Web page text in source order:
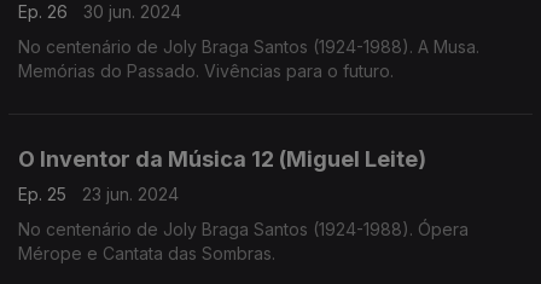
Ep. 26
30 jun. 2024
No centenário de Joly Braga Santos (1924-1988). A Musa.
Memórias do Passado. Vivências para o futuro.
O Inventor da Música 12 (Miguel Leite)
Ep. 25
23 jun. 2024
No centenário de Joly Braga Santos (1924-1988). Ópera
Mérope e Cantata das Sombras.